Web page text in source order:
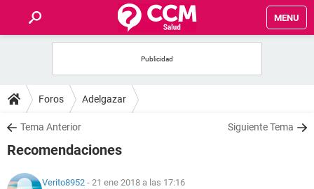
MENU
FOROS
SALUD
Foros Adelgazar
Tema Anterior Siguiente Tema
Recomendaciones
Verito8952 - 21 ene 2018 a las 17:16